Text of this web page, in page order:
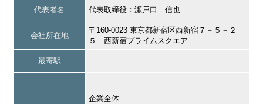
代表者名 代表取締役：瀬戸口 信也
会社所在地
〒160-0023 東京都新宿区西新宿７－５－２
５ 西新宿プライムスクエア
最寄駅
企業全体